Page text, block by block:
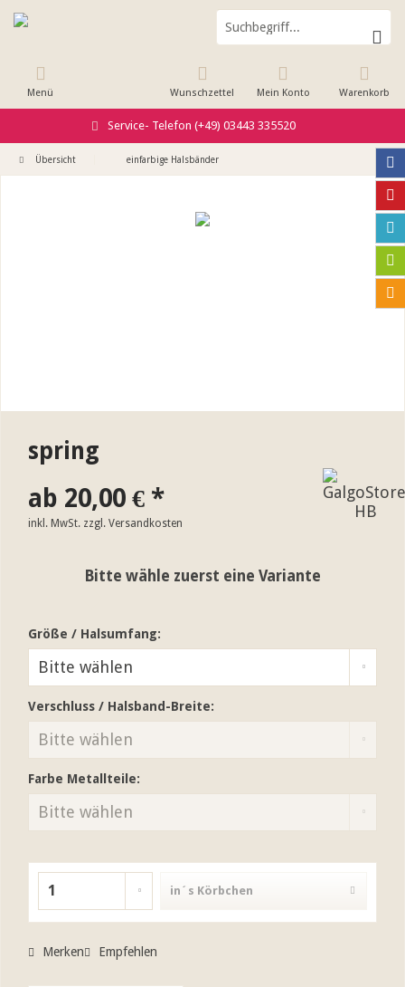
Service- Telefon (+49) 03443 335520
Menü Warenkorb
Wunschzettel Mein Konto
Übersicht einfarbige Halsbänder
spring
ab 20,00 € *
inkl. MwSt. zzgl. Versandkosten
Bitte wähle zuerst eine Variante
Größe / Halsumfang:
Verschluss / Halsband-Breite:
Farbe Metallteile:
in´s Körbchen
Merken Empfehlen